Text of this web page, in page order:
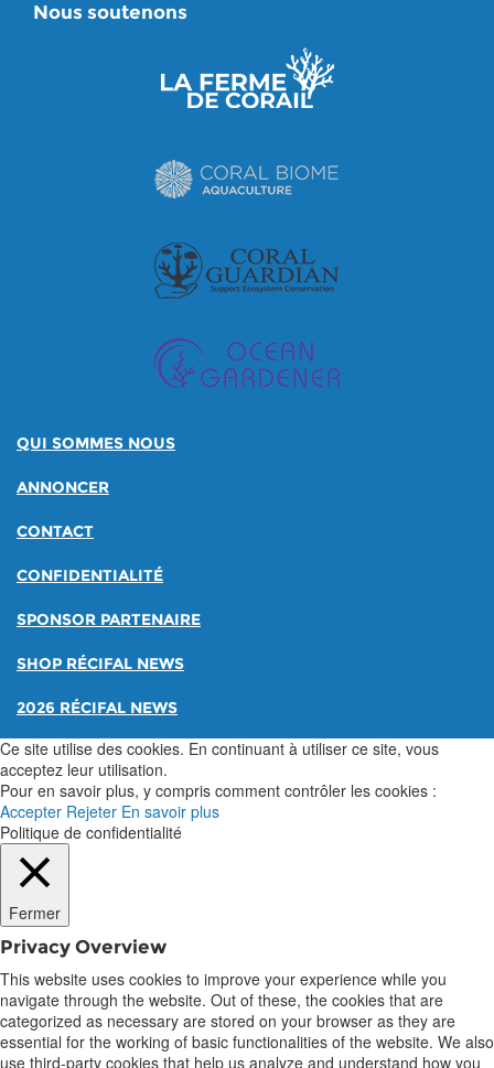
Nous soutenons
QUI SOMMES NOUS
ANNONCER
CONTACT
CONFIDENTIALITÉ
SPONSOR PARTENAIRE
SHOP RÉCIFAL NEWS
2026 RÉCIFAL NEWS
Ce site utilise des cookies. En continuant à utiliser ce site, vous
acceptez leur utilisation.
Pour en savoir plus, y compris comment contrôler les cookies :
Accepter Rejeter En savoir plus
Politique de confidentialité
Fermer
Privacy Overview
This website uses cookies to improve your experience while you
navigate through the website. Out of these, the cookies that are
categorized as necessary are stored on your browser as they are
essential for the working of basic functionalities of the website. We also
use third-party cookies that help us analyze and understand how you